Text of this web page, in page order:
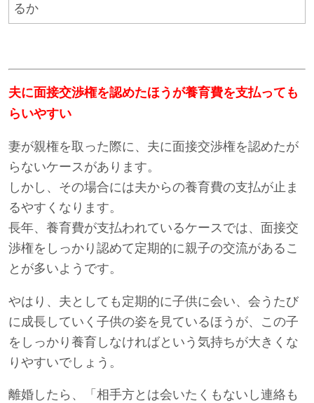
るか
夫に面接交渉権を認めたほうが養育費を支払っても
らいやすい
妻が親権を取った際に、夫に面接交渉権を認めたが
らないケースがあります。
しかし、その場合には夫からの養育費の支払が止ま
るやすくなります。
長年、養育費が支払われているケースでは、面接交
渉権をしっかり認めて定期的に親子の交流があるこ
とが多いようです。
やはり、夫としても定期的に子供に会い、会うたび
に成長していく子供の姿を見ているほうが、この子
をしっかり養育しなければという気持ちが大きくな
りやすいでしょう。
離婚したら、「相手方とは会いたくもないし連絡も